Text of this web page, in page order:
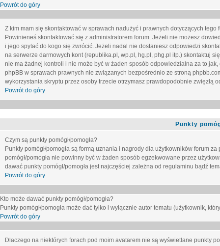
Powrót do góry
Z kim mam się skontaktować w sprawach nadużyć i prawnych dotyczących tego
Powinieneś skontaktować się z administratorem forum. Jeżeli nie możesz
i jego spytać do kogo się zwrócić. Jeżeli nadal nie dostaniesz odpowiedzi
na serwerze darmowych kont (republika.pl, wp.pl, hg.pl, phg.pl itp.) skontaktuj
nie ma żadnej kontroli i nie może być w żaden sposób odpowiedzialna za to
phpBB w sprawach prawnych nie związanych bezpośrednio ze stroną
wykorzystania skryptu przez osoby trzecie otrzymasz prawdopodobnie zwięzłą
Powrót do góry
Punkty
Czym są punkty pomógł/pomogła?
Punkty pomógł/pomogła są formą uznania i nagrody dla użytkowników forum
pomógł/pomogła nie powinny być w żaden sposób egzekwowane przez
dawać punkty pomógł/pomogła jest najczęściej zależna od regulaminu bądź
Powrót do góry
Kto może dawać punkty pomógł/pomogła?
Punkty pomógł/pomogła może dać tylko i wyłącznie autor tematu (użytkownik,
Powrót do góry
Dlaczego na niektórych forach pod moim avatarem nie są wyświetlane punkty